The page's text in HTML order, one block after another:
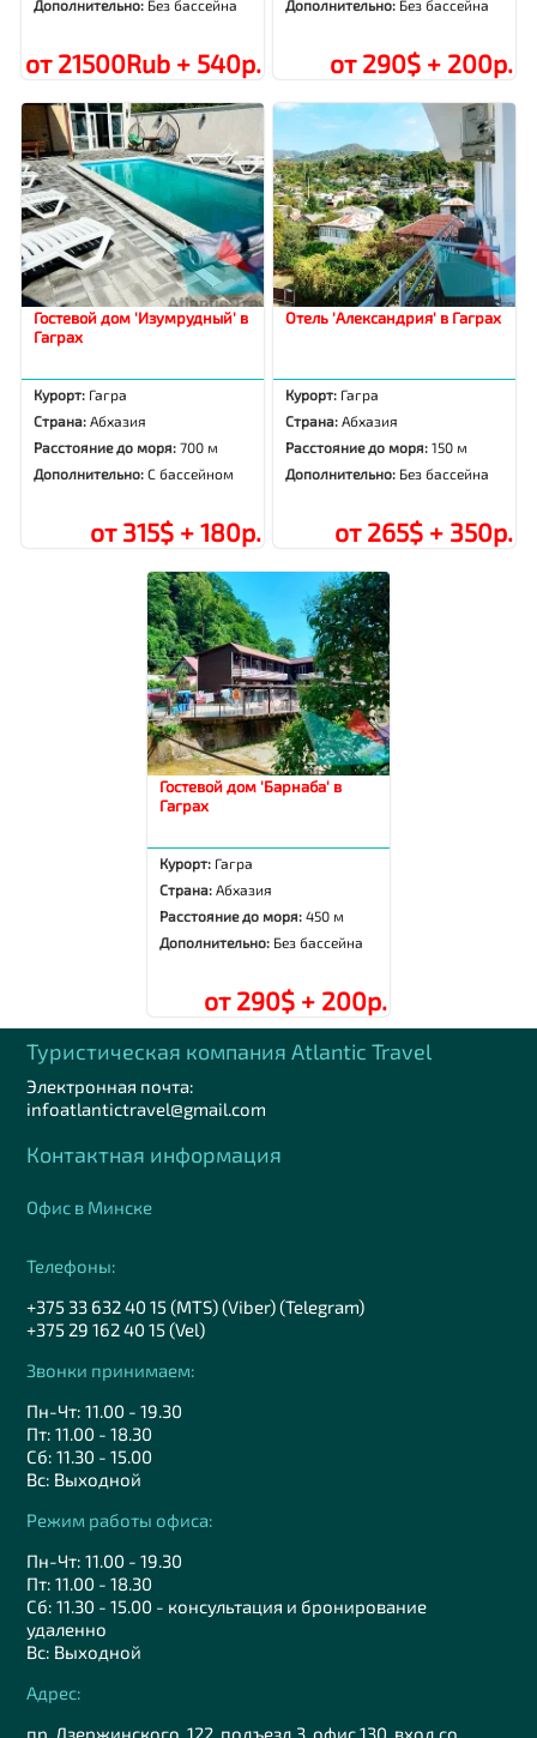
Дополнительно: Без бассейна
от 21500Rub + 540р.
Дополнительно: Без бассейна
от 290$ + 200р.
Гостевой дом 'Изумрудный' в
Гаграх
Курорт: Гагра
Страна:Абхазия
Расстояние до моря:700 м
Дополнительно:С бассейном
от 315$ + 180р.
Отель 'Александрия' в Гаграх
Курорт: Гагра
Страна:Абхазия
Расстояние до моря:150 м
Дополнительно: Без бассейна
от 265$ + 350р.
Гостевой дом 'Барнаба' в
Гаграх
Курорт: Гагра
Страна:Абхазия
Расстояние до моря:450 м
Дополнительно: Без бассейна
от 290$ + 200р.
Туристическая компания Аtlantic Travel
Электронная почта:
infoatlantictravel@gmail.com
Контактная информация
Офис в Минске
Телефоны:
+375 33 632 40 15 (MTS) (Viber) (Telegram)
+375 29 162 40 15 (Vel)
Звонки принимаем:
Пн-Чт: 11.00 - 19.30
Пт: 11.00 - 18.30
Сб: 11.30 - 15.00
Вс: Выходной
Режим работы офиса:
Пн-Чт: 11.00 - 19.30
Пт: 11.00 - 18.30
Сб: 11.30 - 15.00 - консультация и бронирование
удаленно
Вс: Выходной
Адрес:
пр. Дзержинского, 122, подъезд 3, офис 130, вход со